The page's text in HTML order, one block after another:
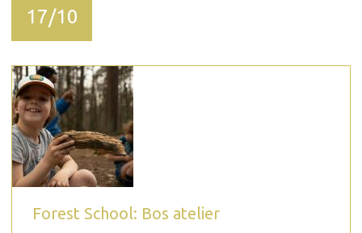
17/10
Forest School: Bos atelier